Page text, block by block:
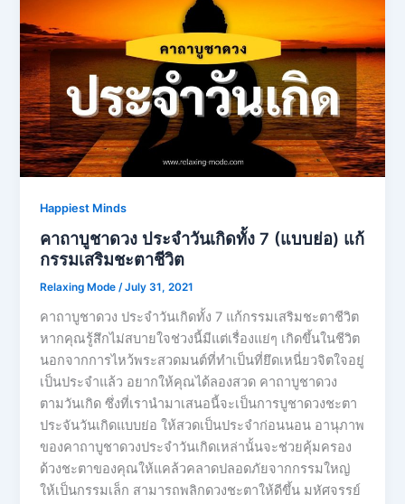
Happiest Minds
คาถาบูชาดวง ประจำวันเกิดทั้ง 7 (แบบย่อ) แก้
กรรมเสริมชะตาชีวิต
Relaxing Mode/July 31, 2021
คาถาบูชาดวง ประจำวันเกิดทั้ง 7 แก้กรรมเสริมชะตาชีวิต
หากคุณรู้สึกไม่สบายใจช่วงนี้มีแต่เรื่องแย่ๆ เกิดขึ้นในชีวิต
นอกจากการไหว้พระสวดมนต์ที่ทำเป็นที่ยึดเหนี่ยวจิตใจอยู่
เป็นประจำแล้ว อยากให้คุณได้ลองสวด คาถาบูชาดวง
ตามวันเกิด ซึ่งที่เรานำมาเสนอนี้จะเป็นการบูชาดวงชะตา
ประจันวันเกิดแบบย่อ ให้สวดเป็นประจำก่อนนอน อานุภาพ
ของคาถาบูชาดวงประจำวันเกิดเหล่านั้นจะช่วยคุ้มครอง
ด้วงชะตาของคุณให้แคล้วคลาดปลอดภัยจากกรรมใหญ่
ให้เป็นกรรมเล็ก สามารถพลิกดวงชะตาให้ดีขึ้น มหัศจรรย์